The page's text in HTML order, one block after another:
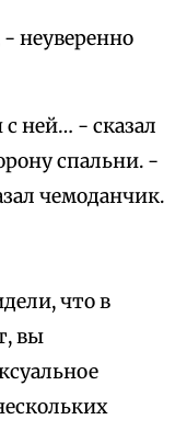
неуверенно
ней… - сказал
спальни. -
чемоданчик.
что в
вы